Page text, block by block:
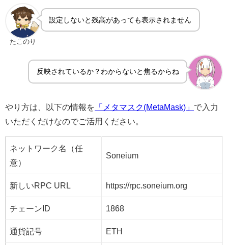
たこのり
設定しないと残高があっても表示されません
反映されているか？わからないと焦るからね
やり方は、以下の情報を 「メタマスク(MetaMask)」 で入力
いただくだけなのでご活用ください。
ネットワーク名（任
意）
Soneium
新しいRPC URL https://rpc.soneium.org
チェーンID 1868
通貨記号 ETH